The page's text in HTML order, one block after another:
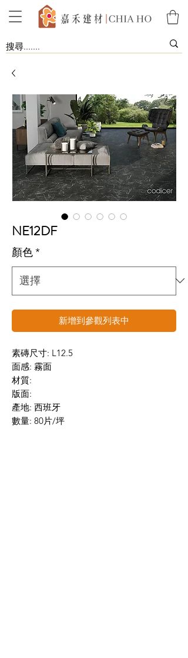
NE12DF
顏色*
新增到參觀列表中
素磚尺寸: L12.5
面感: 霧面
材質:
版面:
產地: 西班牙
數量: 80片/坪